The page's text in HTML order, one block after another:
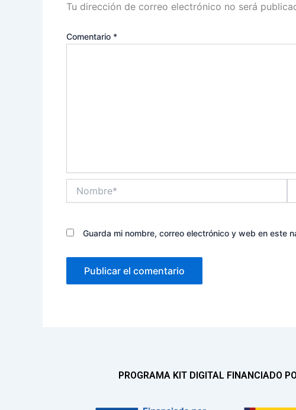
Tu dirección de correo electrónico no será
Comentario *
Guarda mi nombre, correo electrónico y web en este
PROGRAMA KIT DIGITAL FINANCIADO